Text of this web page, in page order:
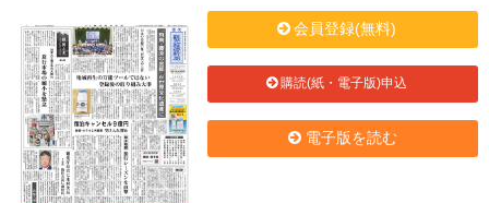
会員登録(無料)
購読(紙・電子版)申込
電子版を読む